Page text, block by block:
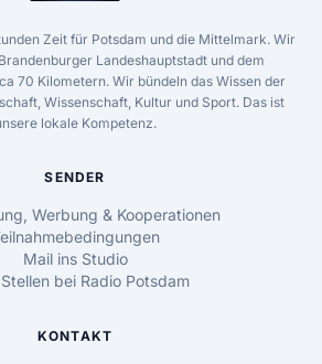
Zeit für Potsdam und die Mittelmark. Wir
Landeshauptstadt und dem
70 Kilometern. Wir bündeln das Wissen der
Wissenschaft, Kultur und Sport. Das ist
lokale Kompetenz.
SENDER
Werbung & Kooperationen
Mail ins Studio
bei Radio Potsdam
KONTAKT